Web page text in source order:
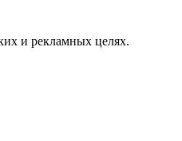
и рекламных целях.